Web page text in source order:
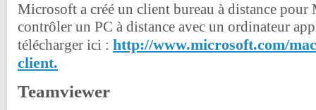
Microsoft a créé un client bureau à distance pour
contrôler un PC à distance avec un ordinateur
télécharger ici : http://www.microsoft.com/
client.
Teamviewer